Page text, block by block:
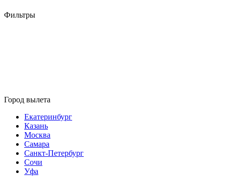
Фильтры
Город вылета
Екатеринбург
Казань
Москва
Самара
Санкт-Петербург
Сочи
Уфа